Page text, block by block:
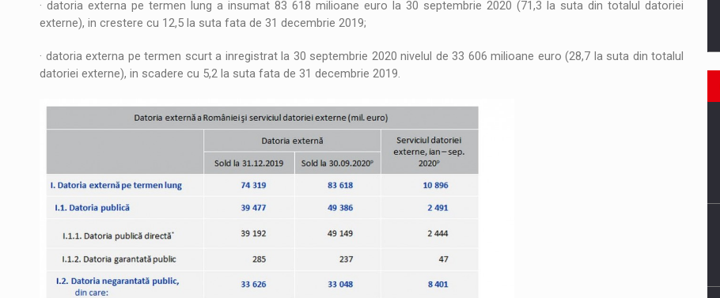
· datoria externa pe termen lung a insumat 83 618 milioane euro la 30 septembrie 2020 (71,3 la suta din totalul datoriei
externe), in crestere cu 12,5 la suta fata de 31 decembrie 2019;
· datoria externa pe termen scurt a inregistrat la 30 septembrie 2020 nivelul de 33 606 milioane euro (28,7 la suta din totalul
datoriei externe), in scadere cu 5,2 la suta fata de 31 decembrie 2019.